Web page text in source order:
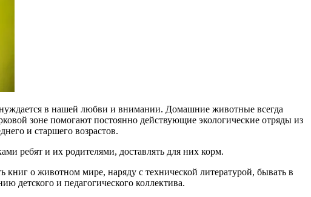
в нашей любви и внимании. Домашние животные всегда
зоне помогают постоянно действующие экологические отряды из
и старшего возрастов.
ребят и их родителями, доставлять для них корм.
о животном мире, наряду с технической литературой, бывать в
детского и педагогического коллектива.